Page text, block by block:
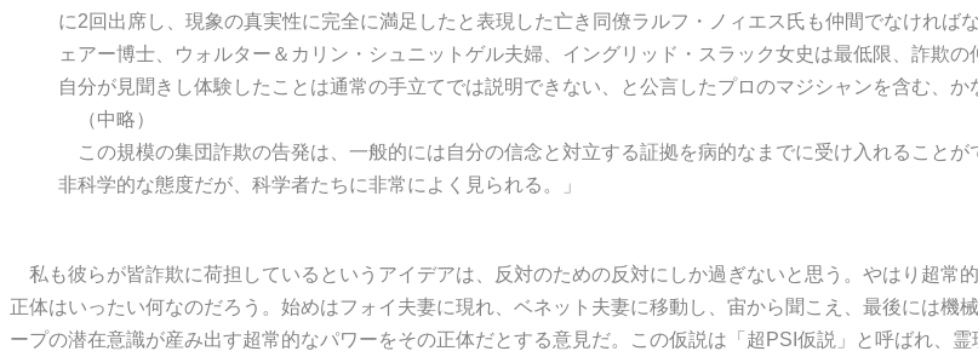
に2回出席し、現象の真実性に完全に満足したと表現した亡き同僚ラルフ・ノィエス氏も仲間でなけれ
ェアー博士、ウォルター＆カリン・シュニットゲル夫婦、イングリッド・スラック女史は最低限、詐欺
自分が見聞きし体験したことは通常の手立てでは説明できない、と公言したプロのマジシャンを含む、か
（中略）
この規模の集団詐欺の告発は、一般的には自分の信念と対立する証拠を病的なまでに受け入れること
非科学的な態度だが、科学者たちに非常によく見られる。」
私も彼らが皆詐欺に荷担しているというアイデアは、反対のための反対にしか過ぎないと思う。やはり超常
正体はいったい何なのだろう。始めはフォイ夫妻に現れ、ベネット夫妻に移動し、宙から聞こえ、最後には
ープの潜在意識が産み出す超常的なパワーをその正体だとする意見だ。この仮説は「超PSI仮説」と呼ばれ、